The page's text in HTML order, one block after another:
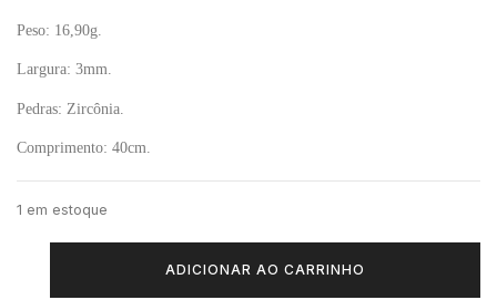
Peso: 16,90g.
Largura: 3mm.
Pedras: Zircônia.
Comprimento: 40cm.
1 em estoque
ADICIONAR AO CARRINHO